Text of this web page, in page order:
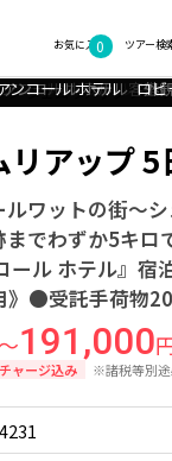
お気に入り
0 ツアー検
シェムリアップ ツ
リアップ 5
ワットの街～
までわずか5キロ
ール ホテル』宿
》●受託手荷物
191,000
ャージ込み ※諸税等別
コール ホテル レスト
ンコール ホテル 客室
アンコール ホテル 外
ンコール ホテル ロビ
ンコール ホテル プー